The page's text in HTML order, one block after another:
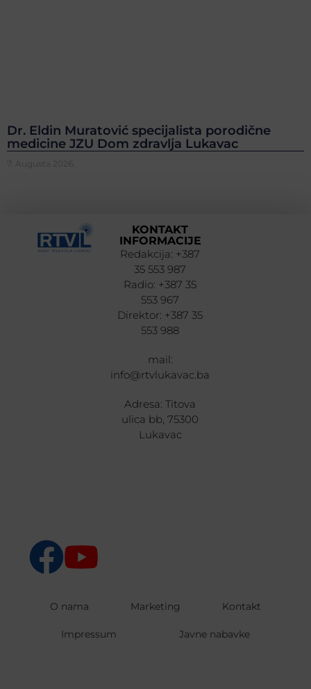
Dr. Eldin Muratović specijalista porodične
medicine JZU Dom zdravlja Lukavac
7. Augusta 2026.
KONTAKT
INFORMACIJE
Redakcija: +387
35 553 987
Radio: +387 35
553 967
Direktor: +387 35
553 988
mail:
info@rtvlukavac.ba
Adresa: Titova
ulica bb, 75300
Lukavac
O nama Marketing Kontakt
Impressum Javne nabavke